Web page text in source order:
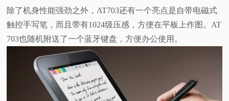
除了机身性能强劲之外，AT703还有一个亮点是自带电磁式
触控手写笔，而且带有1024级压感，方便在平板上作图。AT
703也随机附送了一个蓝牙键盘，方便办公使用。